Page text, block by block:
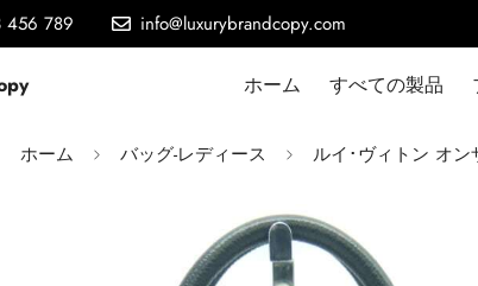
456 789 info@luxurybrandcopy.com
ホーム すべての製品
ホーム バッグ-レディース ルイ･ヴィトン オ